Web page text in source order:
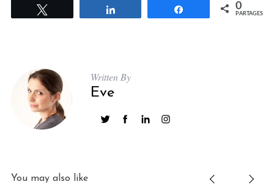
Partagez 0
PARTAGES
Written By
Eve
You may also like